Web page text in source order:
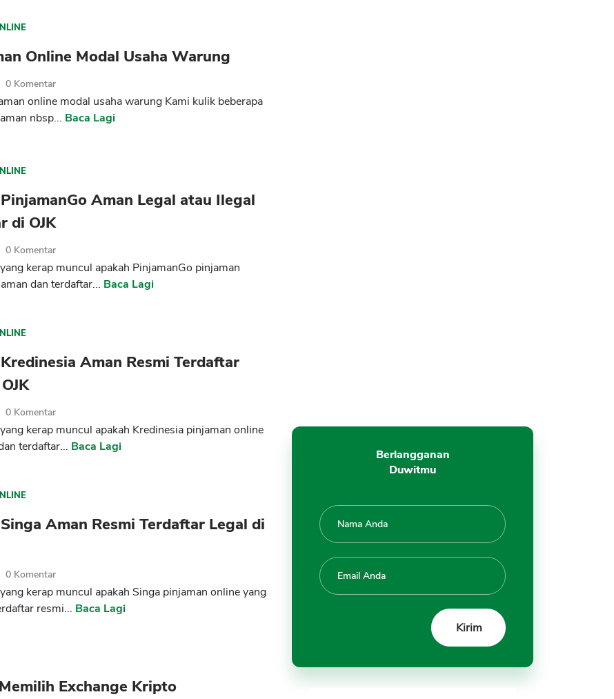
Online Modal Usaha Warung
0 Komentar
online modal usaha warung Kami kulik beberapa
nbsp... Baca Lagi
Aman Legal atau Ilegal
di OJK
0 Komentar
kerap muncul apakah PinjamanGo pinjaman
dan terdaftar... Baca Lagi
Aman Resmi Terdaftar
0 Komentar
kerap muncul apakah Kredinesia pinjaman online
terdaftar... Baca Lagi
Aman Resmi Terdaftar Legal di
0 Komentar
kerap muncul apakah Singa pinjaman online yang
resmi... Baca Lagi
Exchange Kripto
Berlangganan
Duwitmu